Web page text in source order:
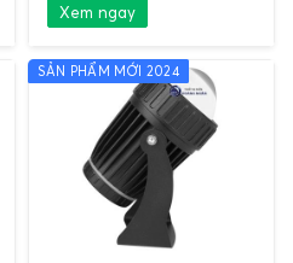
Xem ngay
SẢN PHẨM MỚI 2024